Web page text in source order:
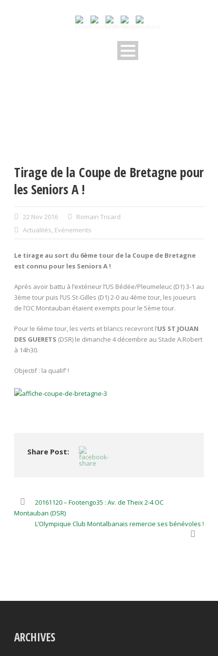
Tirage de la Coupe de Bretagne pour
les Seniors A !
22 Nov 2016
Romain Tricard
Actualités, Evènements
Le tirage au sort du 6ème tour de la Coupe de Bretagne
est connu pour les Seniors A !
Après avoir battu à l’extérieur l’US Bédée/Pleumeleuc (D1) 3-1 au
3ème tour puis l’US St-Gilles (D1) 2-0 au 4ème tour, les joueurs
de l’OC Montauban étaient exempts pour le 5ème tour.
Pour le 6ème tour, les verts et blancs recevront l’US ST JOUAN
DES GUERETS (DSR) le dimanche 4 décembre au Stade A.Robert
à 14h30.
Objectif : la qualif’ !
Share Post:
20161120 – Footengo35 : Av. de Theix 2-4 OC
Montauban (DSR)
L’Olympique Club Montalbanais remercie ses bénévoles !
ARCHIVES